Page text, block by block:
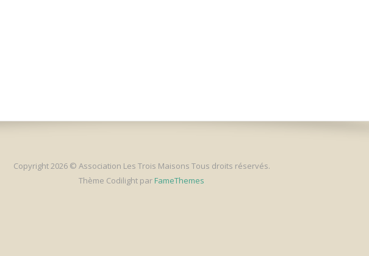
Copyright 2026 © Association Les Trois Maisons Tous droits réservés.
Thème Codilight par FameThemes